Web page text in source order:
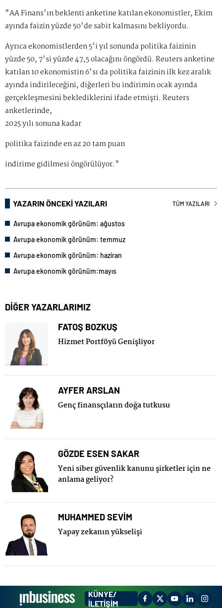
"AA Finans'ın beklenti anketine katılan ekonomistler, Ekim
ayında faizin yüzde 50'de sabit kalmasını bekliyordu.
Ayrıca ekonomistlerden 5'i yıl sonunda politika faizinin
yüzde 50, 7'si yüzde 47,5 olacağını öngördü. Reuters anketine
katılan 10 ekonomistin 6'sı da politika faizinin ilk kez aralık
ayında indirileceğini, diğerleri bu indirimin ocak ayında
gerçekleşmesini beklediklerini ifade etmişti. Reuters
anketlerinde,
2025 yılı sonuna kadar
politika faizinde en az 20 tam puan
indirime gidilmesi öngörülüyor."
YAZARIN ÖNCEKİ YAZILARI TÜM YAZILARI
Avrupa ekonomik görünüm: ağustos
Avrupa ekonomik görünüm: temmuz
Avrupa ekonomik görünüm: haziran
Avrupa ekonomik görünüm:mayıs
DİĞER YAZARLARIMIZ
FATOŞ BOZKUŞ
Hizmet Portföyü Genişliyor
AYFER ARSLAN
Genç finansçıların doğa tutkusu
GÖZDE ESEN SAKAR
Yeni siber güvenlik kanunu şirketler için ne
anlama geliyor?
MUHAMMED SEVİM
Yapay zekanın yükselişi
KÜNYE/
İLETİŞİM